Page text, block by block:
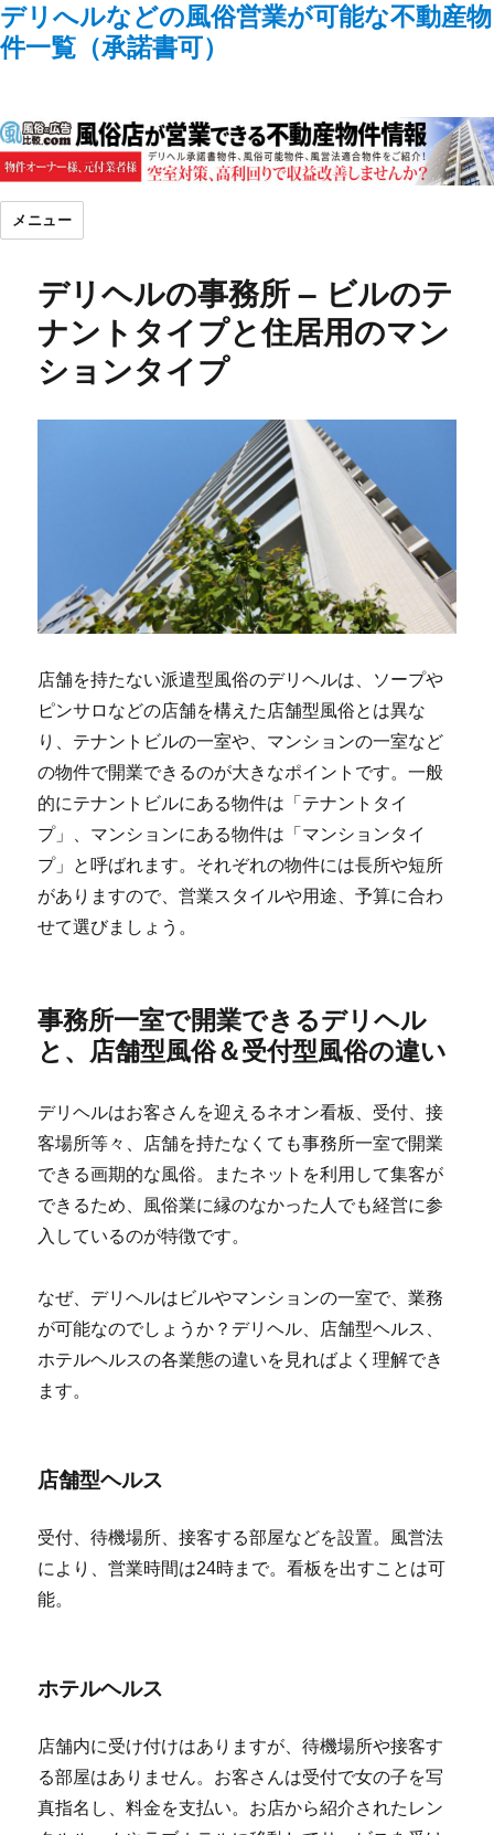
デリへルなどの風俗営業が可能な不動産物
件一覧（承諾書可）
メニュー
デリヘルの事務所 – ビルのテ
ナントタイプと住居用のマン
ションタイプ
店舗を持たない派遣型風俗のデリヘルは、ソープや
ピンサロなどの店舗を構えた店舗型風俗とは異な
り、テナントビルの一室や、マンションの一室など
の物件で開業できるのが大きなポイントです。一般
的にテナントビルにある物件は「テナントタイ
プ」、マンションにある物件は「マンションタイ
プ」と呼ばれます。それぞれの物件には長所や短所
がありますので、営業スタイルや用途、予算に合わ
せて選びましょう。
事務所一室で開業できるデリヘル
と、店舗型風俗＆受付型風俗の違い
デリヘルはお客さんを迎えるネオン看板、受付、接
客場所等々、店舗を持たなくても事務所一室で開業
できる画期的な風俗。またネットを利用して集客が
できるため、風俗業に縁のなかった人でも経営に参
入しているのが特徴です。
なぜ、デリヘルはビルやマンションの一室で、業務
が可能なのでしょうか？デリヘル、店舗型ヘルス、
ホテルヘルスの各業態の違いを見ればよく理解でき
ます。
店舗型ヘルス
受付、待機場所、接客する部屋などを設置。風営法
により、営業時間は24時まで。看板を出すことは可
能。
ホテルヘルス
店舗内に受け付けはありますが、待機場所や接客す
る部屋はありません。お客さんは受付で女の子を写
真指名し、料金を支払い。お店から紹介されたレン